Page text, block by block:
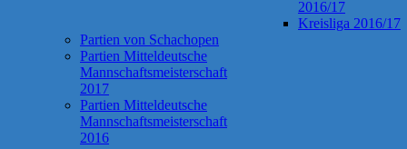
2016/17
Kreisliga 2016/17
Partien von Schachopen
Partien Mitteldeutsche
Mannschaftsmeisterschaft
2017
Partien Mitteldeutsche
Mannschaftsmeisterschaft
2016